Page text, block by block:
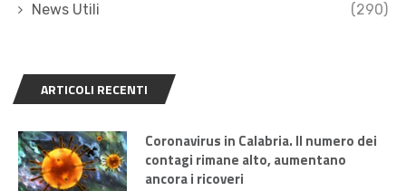
News Utili (290)
ARTICOLI RECENTI
Coronavirus in Calabria. Il numero dei
contagi rimane alto, aumentano
ancora i ricoveri